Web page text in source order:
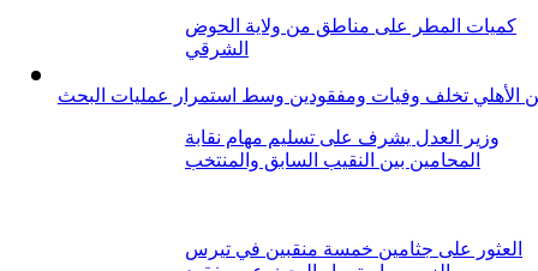
الأهلي تخلف وفيات ومفقودين وسط استمرار عمليات البحث
كميات المطر على مناطق من ولاية الحوض
الشرقي
وزير العدل يشرف على تسليم مهام نقابة
المحامين بين النقيب السابق والمنتخب
العثور على جثامين خمسة منقبين في تيرس